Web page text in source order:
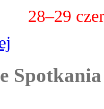
28–29